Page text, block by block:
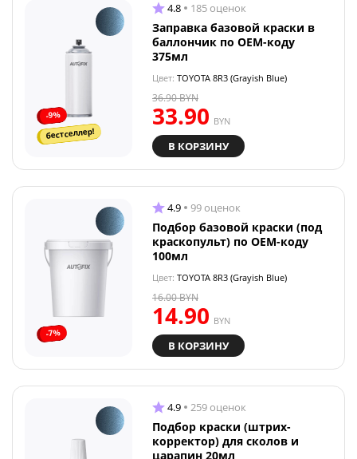
-9%
бестселлер!
4.8 185 оценок
Заправка базовой краски в
баллончик по OEM-коду
375мл
Цвет: TOYOTA 8R3 (Grayish Blue)
33.90 BYN
36.90BYN
В КОРЗИНУ
-7%
4.9 99 оценок
Подбор базовой краски (под
краскопульт) по OEM-коду
100мл
Цвет: TOYOTA 8R3 (Grayish Blue)
14.90 BYN
16.00BYN
В КОРЗИНУ
4.9 259 оценок
Подбор краски (штрих-
корректор) для сколов и
царапин 20мл